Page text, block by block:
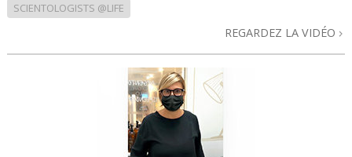
SCIENTOLOGISTS @LIFE
REGARDEZ LA VIDÉO